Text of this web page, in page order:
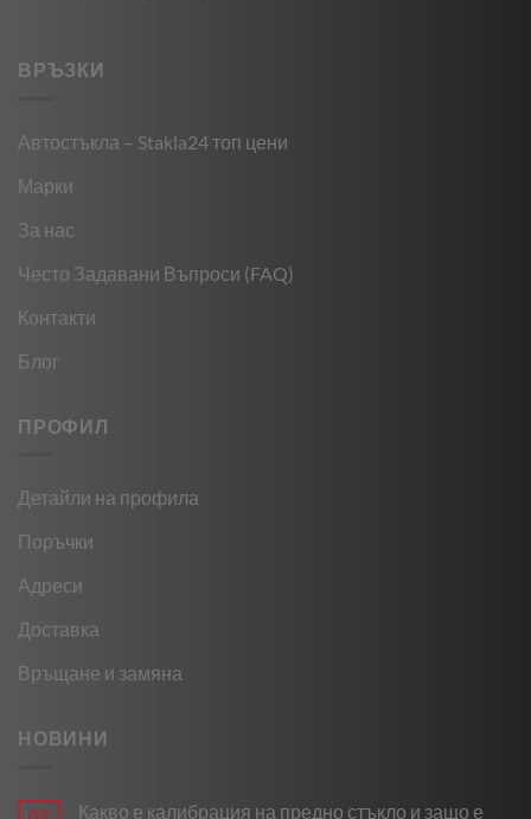
ВРЪЗКИ
Автостъкла – Stakla24 топ цени
Марки
За нас
Често Задавани Въпроси (FAQ)
Контакти
Блог
ПРОФИЛ
Детайли на профила
Поръчки
Адреси
Доставка
Връщане и замяна
НОВИНИ
Какво е калибрация на предно стъкло и защо е